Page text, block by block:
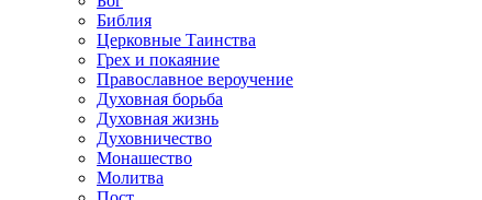
Библия
Церковные Таинства
Грех и покаяние
Православное вероучение
Духовная борьба
Духовная жизнь
Духовничество
Монашество
Молитва